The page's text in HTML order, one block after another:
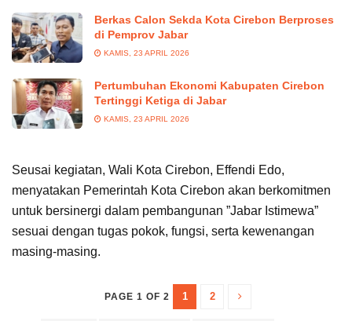
Berkas Calon Sekda Kota Cirebon Berproses
di Pemprov Jabar
KAMIS, 23 APRIL 2026
Pertumbuhan Ekonomi Kabupaten Cirebon
Tertinggi Ketiga di Jabar
KAMIS, 23 APRIL 2026
Seusai kegiatan, Wali Kota Cirebon, Effendi Edo,
menyatakan Pemerintah Kota Cirebon akan berkomitmen
untuk bersinergi dalam pembangunan ”Jabar Istimewa”
sesuai dengan tugas pokok, fungsi, serta kewenangan
masing-masing.
PAGE 1 OF 2 1 2